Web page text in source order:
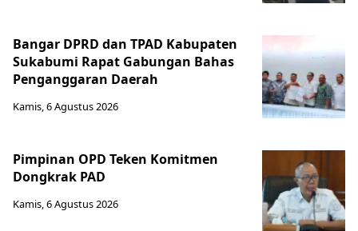
Bangar DPRD dan TPAD Kabupaten
Sukabumi Rapat Gabungan Bahas
Penganggaran Daerah
Kamis, 6 Agustus 2026
Pimpinan OPD Teken Komitmen
Dongkrak PAD
Kamis, 6 Agustus 2026